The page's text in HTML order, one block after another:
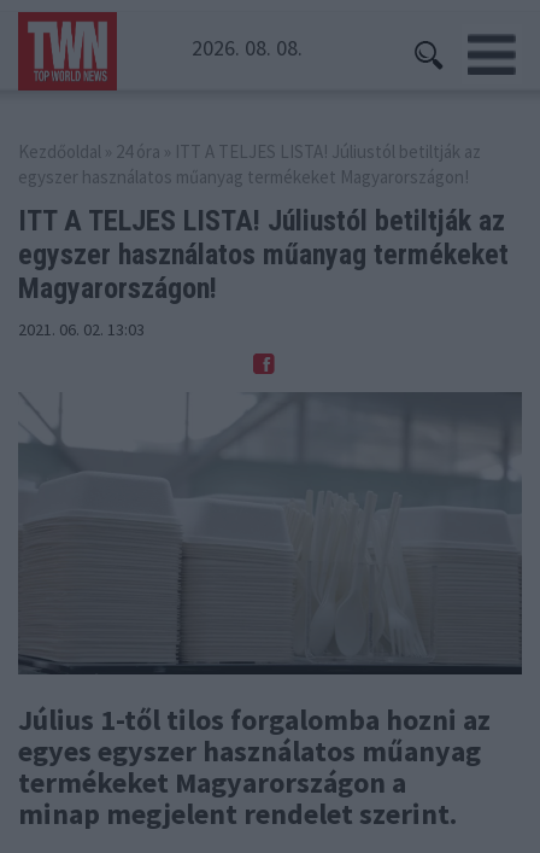
2026. 08. 08.
Kezdőoldal » 24 óra » ITT A TELJES LISTA! Júliustól betiltják az
egyszer használatos műanyag termékeket Magyarországon!
ITT A TELJES LISTA! Júliustól betiltják az
egyszer használatos műanyag termékeket
Magyarországon!
2021. 06. 02. 13:03
Július 1-től tilos forgalomba hozni az
egyes egyszer használatos műanyag
termékeket Magyarországon a
minap megjelent rendelet szerint.